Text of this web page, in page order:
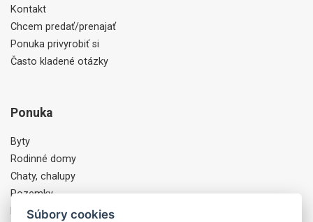
Kontakt
Chcem predať/prenajať
Ponuka privyrobiť si
Často kladené otázky
Ponuka
Byty
Rodinné domy
Chaty, chalupy
Pozemky
Komercia, Objekty
Súbory cookies